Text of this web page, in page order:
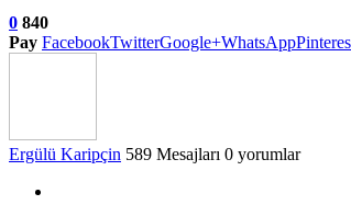
0 840
Pay FacebookTwitterGoogle+WhatsApp
Ergülü Karipçin 589 Mesajları 0 yorumlar